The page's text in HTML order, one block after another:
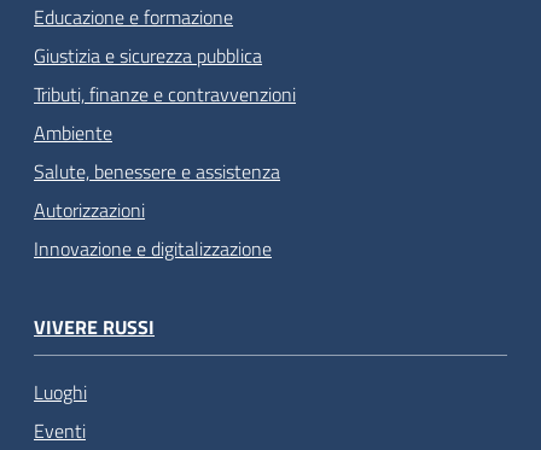
Educazione e formazione
Giustizia e sicurezza pubblica
Tributi, finanze e contravvenzioni
Ambiente
Salute, benessere e assistenza
Autorizzazioni
Innovazione e digitalizzazione
VIVERE RUSSI
Luoghi
Eventi